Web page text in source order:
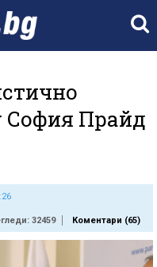
София Прайд
32459 Коментари (65)